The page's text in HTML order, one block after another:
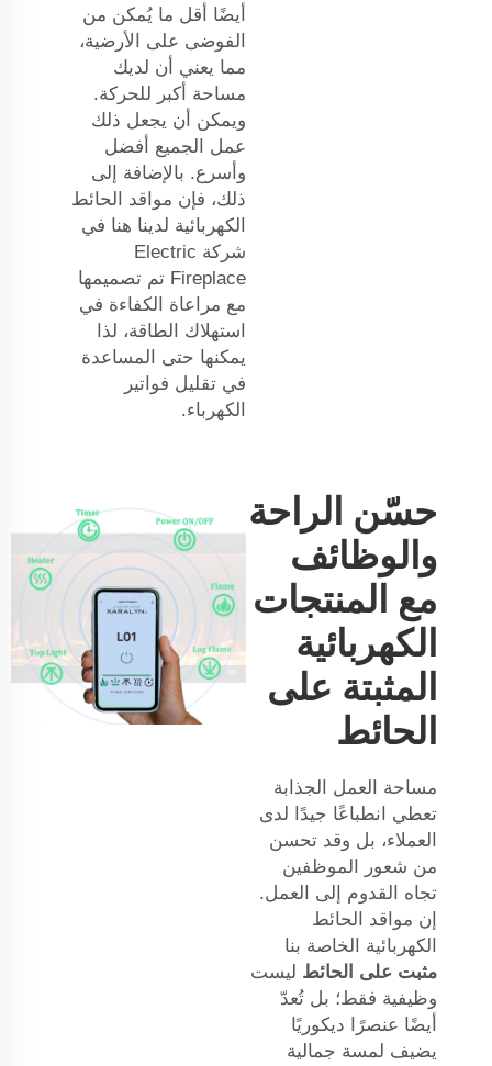
أيضًا أقل ما يُمكن من
الفوضى على الأرضية،
مما يعني أن لديك
مساحة أكبر للحركة.
ويمكن أن يجعل ذلك
عمل الجميع أفضل
وأسرع. بالإضافة إلى
ذلك، فإن مواقد الحائط
الكهربائية لدينا هنا في
شركة Electric
Fireplace تم تصميمها
مع مراعاة الكفاءة في
استهلاك الطاقة، لذا
يمكنها حتى المساعدة
في تقليل فواتير
الكهرباء.
حسّن الراحة
والوظائف
مع المنتجات
الكهربائية
المثبتة على
الحائط
مساحة العمل الجذابة
تعطي انطباعًا جيدًا لدى
العملاء، بل وقد تحسن
من شعور الموظفين
تجاه القدوم إلى العمل.
إن مواقد الحائط
الكهربائية الخاصة بنا
مثبت على الحائط ليست
وظيفية فقط؛ بل تُعدّ
أيضًا عنصرًا ديكوريًا
يضيف لمسة جمالية